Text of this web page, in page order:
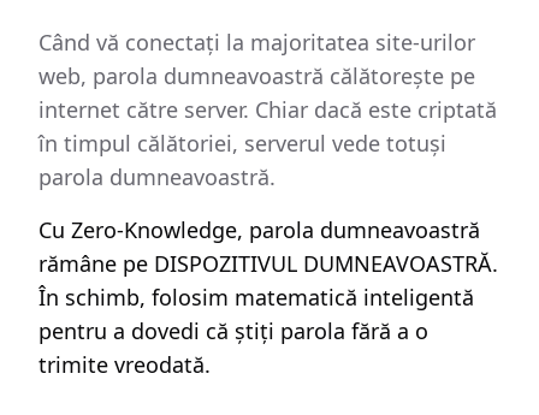
Când vă conectați la majoritatea site-urilor
web, parola dumneavoastră călătorește pe
internet către server. Chiar dacă este criptată
în timpul călătoriei, serverul vede totuși
parola dumneavoastră.
Cu Zero-Knowledge, parola dumneavoastră
rămâne pe DISPOZITIVUL DUMNEAVOASTRĂ.
În schimb, folosim matematică inteligentă
pentru a dovedi că știți parola fără a o
trimite vreodată.